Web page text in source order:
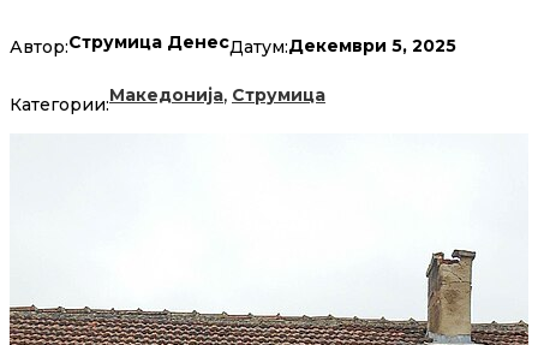
Автор:Струмица ДенесДатум:Декември 5, 2025
Категории:Македонија, Струмица